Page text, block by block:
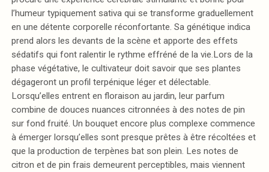
l’humeur typiquement sativa qui se transforme graduellement
en une détente corporelle réconfortante. Sa génétique indica
prend alors les devants de la scène et apporte des effets
sédatifs qui font ralentir le rythme effréné de la vie.Lors de la
phase végétative, le cultivateur doit savoir que ses plantes
dégageront un profil terpénique léger et délectable.
Lorsqu’elles entrent en floraison au jardin, leur parfum
combine de douces nuances citronnées à des notes de pin
sur fond fruité. Un bouquet encore plus complexe commence
à émerger lorsqu’elles sont presque prêtes à être récoltées et
que la production de terpènes bat son plein. Les notes de
citron et de pin frais demeurent perceptibles, mais viennent